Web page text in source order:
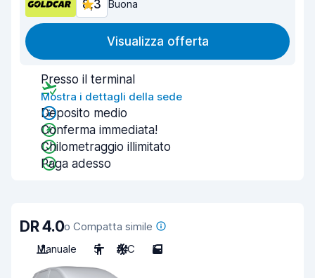
8,3 Buona
Visualizza offerta
Presso il terminal
Mostra i dettagli della sede
Deposito medio
Conferma immediata!
Chilometraggio illimitato
Paga adesso
DR 4.0o Compatta simile
Manuale
5 A/C 5